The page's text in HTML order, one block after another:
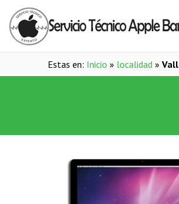
Estas en: Inicio » localidad »